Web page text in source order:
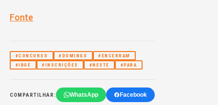
Fonte
#CONCURSO #DOMINGO
#ENCERRAM
#IBGE
#INSCRIÇÕES #NESTE #PARA
COMPARTILHAR: WhatsApp Facebook